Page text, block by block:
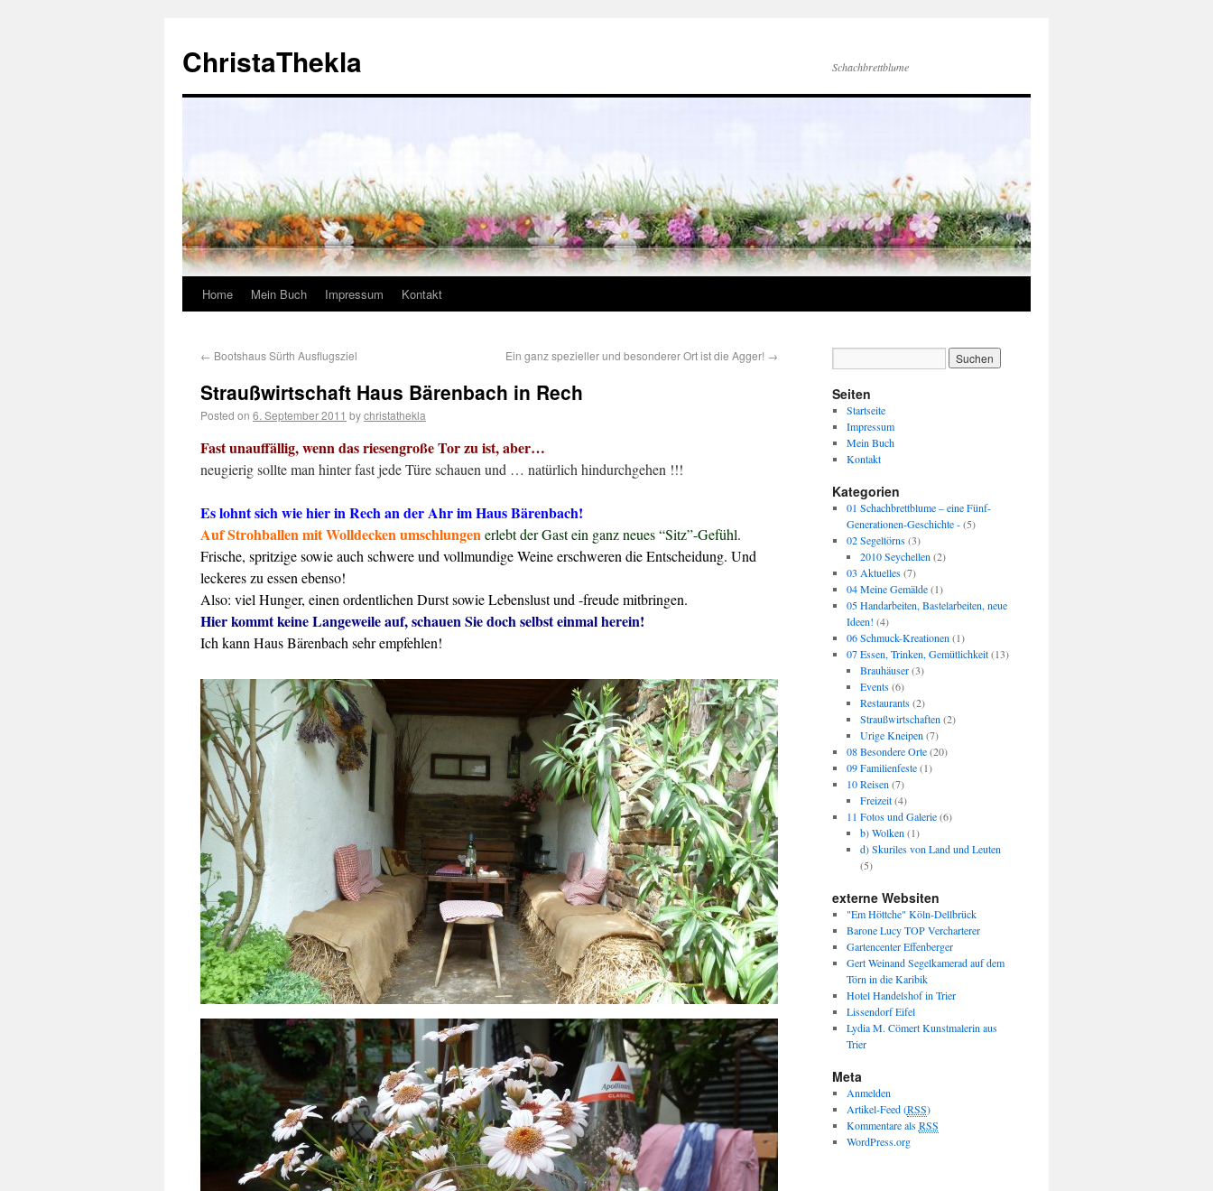
ChristaThekla Schachbrettblume
Home Mein Buch Impressum Kontakt
← Bootshaus Sürth Ausflugsziel Ein ganz spezieller und besonderer Ort ist die Agger! →
Straußwirtschaft Haus Bärenbach in Rech
Posted on 6. September 2011 bychristathekla
Fast unauffällig, wenn das riesengroße Tor zu ist, aber…
neugierig sollte man hinter fast jede Türe schauen und … natürlich hindurchgehen !!!
Es lohnt sich wie hier in Rech an der Ahr im Haus Bärenbach!
Auf Strohballen mit Wolldecken umschlungenerlebt der Gast ein ganz neues “Sitz”-Gefühl.
Frische, spritzige sowie auch schwere und vollmundige Weine erschweren die Entscheidung. Und
leckeres zu essen ebenso!
Also: viel Hunger, einen ordentlichen Durst sowie Lebenslust und -freude mitbringen.
Hier kommt keine Langeweile auf, schauen Sie doch selbst einmal herein!
Ich kann Haus Bärenbach sehr empfehlen!
Seiten
Startseite
Impressum
Mein Buch
Kontakt
Kategorien
01 Schachbrettblume – eine Fünf-
Generationen-Geschichte -(5)
02 Segeltörns(3)
2010 Seychellen (2)
03 Aktuelles(7)
04 Meine Gemälde(1)
05 Handarbeiten, Bastelarbeiten, neue
Ideen! (4)
06 Schmuck-Kreationen (1)
07 Essen, Trinken, Gemütlichkeit(13)
Brauhäuser(3)
Events(6)
Restaurants(2)
Straußwirtschaften (2)
Urige Kneipen (7)
08 Besondere Orte(20)
09 Familienfeste(1)
10 Reisen (7)
Freizeit(4)
11 Fotos und Galerie(6)
b) Wolken (1)
d) Skuriles von Land und Leuten
(5)
externe Websiten
"Em Höttche" Köln-Dellbrück
Barone Lucy TOP Vercharterer
Gartencenter Effenberger
Gert Weinand Segelkamerad auf dem
Törn in die Karibik
Hotel Handelshof in Trier
Lissendorf Eifel
Lydia M. Cömert Kunstmalerin aus
Trier
Meta
Anmelden
Artikel-Feed (RSS)
Kommentare alsRSS
WordPress.org